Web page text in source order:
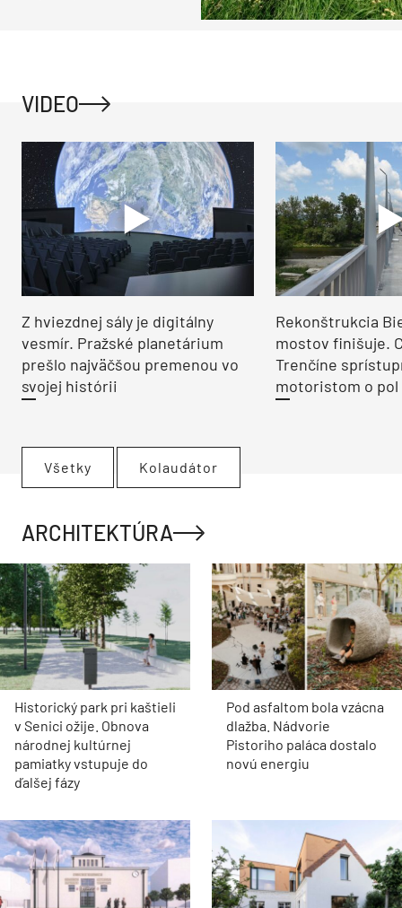
VIDEO
Z hviezdnej sály je digitálny
vesmír. Pražské planetárium
prešlo najväčšou premenou vo
svojej histórii
Rekonštrukcia
mostov finišuje.
Trenčíne
motoristom o pol
Všetky Kolaudátor
ARCHITEKTÚRA
Historický park pri kaštieli
v Senici ožije. Obnova
národnej kultúrnej
pamiatky vstupuje do
ďalšej fázy
Pod asfaltom bola vzácna
dlažba. Nádvorie
Pistoriho paláca dostalo
novú energiu